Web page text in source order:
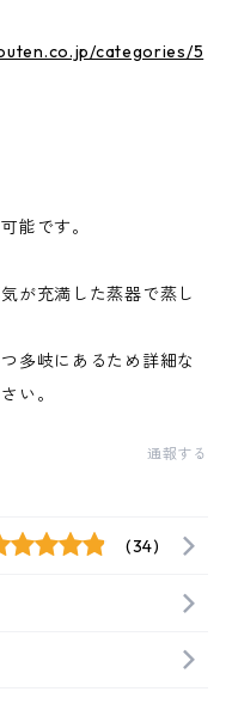
categories/5
能です。
が充満した蒸器で蒸し
多岐にあるため詳細な
い。
通報する
(34)